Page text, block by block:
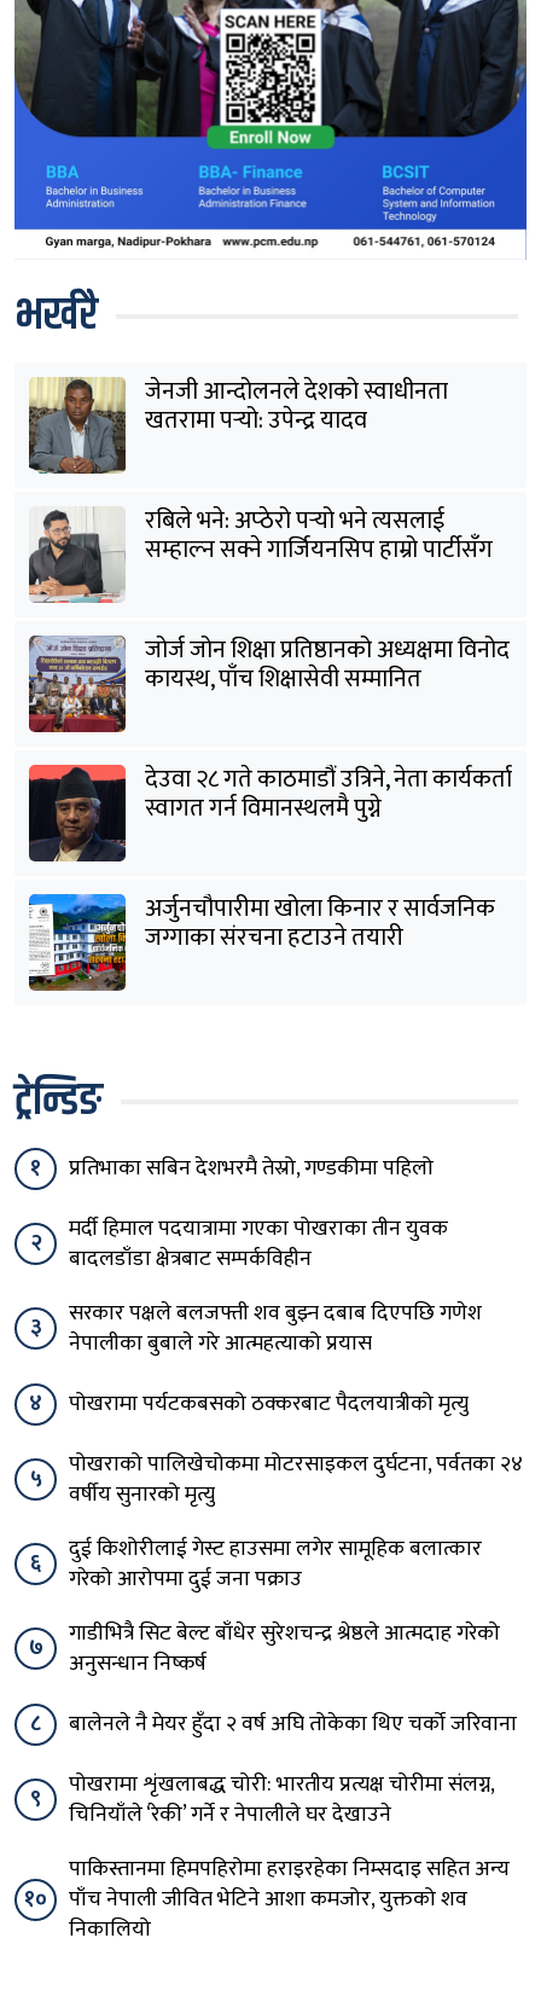
भर्खरै
जेनजी आन्दोलनले देशको स्वाधीनता
खतरामा पर्‍यो: उपेन्द्र यादव
रबिले भने: अप्ठेरो पर्‍यो भने त्यसलाई
सम्हाल्न सक्ने गार्जियनसिप हाम्रो पार्टीसँग
जोर्ज जोन शिक्षा प्रतिष्ठानको अध्यक्षमा विनोद
कायस्थ, पाँच शिक्षासेवी सम्मानित
देउवा २८ गते काठमाडौं उत्रिने, नेता कार्यकर्ता
स्वागत गर्न विमानस्थलमै पुग्ने
अर्जुनचौपारीमा खोला किनार र सार्वजनिक
जग्गाका संरचना हटाउने तयारी
ट्रेन्डिङ
१ प्रतिभाका सबिन देशभरमै तेस्रो, गण्डकीमा पहिलो
२
मर्दी हिमाल पदयात्रामा गएका पोखराका तीन युवक
बादलडाँडा क्षेत्रबाट सम्पर्कविहीन
३
सरकार पक्षले बलजफ्ती शव बुझ्न दबाब दिएपछि गणेश
नेपालीका बुबाले गरे आत्महत्याको प्रयास
४
पोखरामा पर्यटकबसको ठक्करबाट पैदलयात्रीको मृत्यु
५
पोखराको पालिखेचोकमा मोटरसाइकल दुर्घटना, पर्वतका २४
वर्षीय सुनारको मृत्यु
६
दुई किशोरीलाई गेस्ट हाउसमा लगेर सामूहिक बलात्कार
गरेको आरोपमा दुई जना पक्राउ
७
गाडीभित्रै सिट बेल्ट बाँधेर सुरेशचन्द्र श्रेष्ठले आत्मदाह गरेको
अनुसन्धान निष्कर्ष
८
बालेनले नै मेयर हुँदा २ वर्ष अघि तोकेका थिए चर्को जरिवाना
९
पोखरामा शृंखलाबद्ध चोरी: भारतीय प्रत्यक्ष चोरीमा संलग्न,
चिनियाँले ‘रेकी’ गर्ने र नेपालीले घर देखाउने
१०
पाकिस्तानमा हिमपहिरोमा हराइरहेका निम्सदाइ सहित अन्य
पाँच नेपाली जीवित भेटिने आशा कमजोर, युक्तको शव
निकालियो